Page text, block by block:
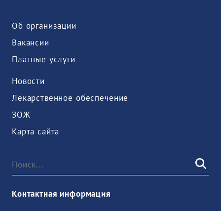
Об организации
Вакансии
Платные услуги
Новости
Лекарственное обеспечение
ЗОЖ
Карта сайта
Контактная информация